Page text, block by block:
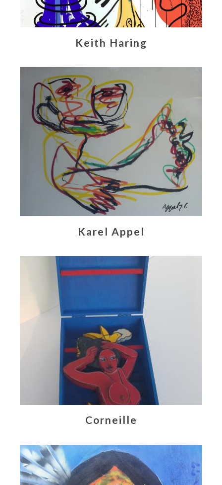
Keith Haring
Karel Appel
Corneille